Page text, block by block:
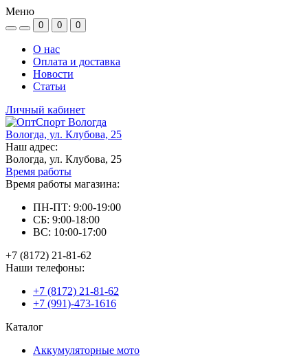
Меню
0 0 0
О нас
Оплата и доставка
Новости
Статьи
Личный кабинет
Вологда, ул. Клубова, 25
Наш адрес:
Вологда, ул. Клубова, 25
Время работы
Время работы магазина:
ПН-ПТ: 9:00-19:00
СБ: 9:00-18:00
ВС: 10:00-17:00
+7 (8172) 21-81-62
Наши телефоны:
+7 (8172) 21-81-62
+7 (991)-473-1616
Каталог
Аккумуляторные мото